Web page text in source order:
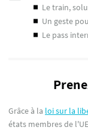
le train,
un geste
le pass
Grâce à la loi sur la
états membres de